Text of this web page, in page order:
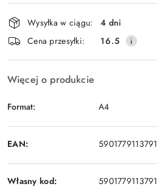
Dostępność
i
dostawa
Wysyłka w ciągu:
4 dni
Cena przesyłki:
16.5
Więcej o produkcie
Format: A4
EAN: 5901779113791
Własny kod: 5901779113791